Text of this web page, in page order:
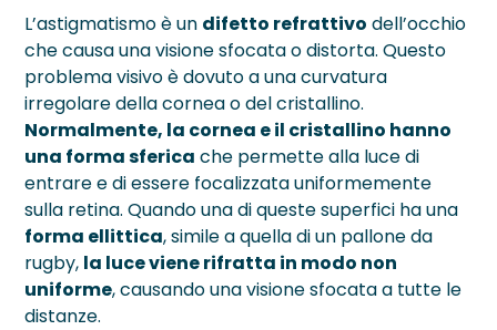
L’astigmatismo è un difetto refrattivo dell’occhio
che causa una visione sfocata o distorta. Questo
problema visivo è dovuto a una curvatura
irregolare della cornea o del cristallino.
Normalmente, la cornea e il cristallino hanno
una forma sferica che permette alla luce di
entrare e di essere focalizzata uniformemente
sulla retina. Quando una di queste superfici ha una
forma ellittica, simile a quella di un pallone da
rugby, la luce viene rifratta in modo non
uniforme, causando una visione sfocata a tutte le
distanze.